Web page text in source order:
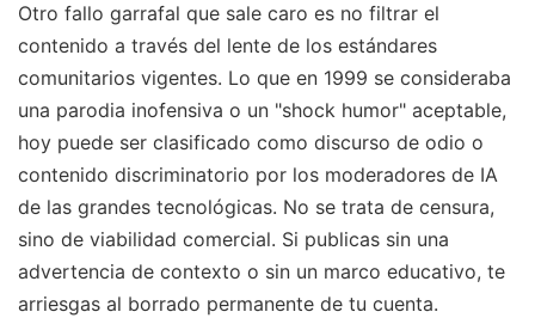
Otro fallo garrafal que sale caro es no filtrar el
contenido a través del lente de los estándares
comunitarios vigentes. Lo que en 1999 se consideraba
una parodia inofensiva o un "shock humor" aceptable,
hoy puede ser clasificado como discurso de odio o
contenido discriminatorio por los moderadores de IA
de las grandes tecnológicas. No se trata de censura,
sino de viabilidad comercial. Si publicas sin una
advertencia de contexto o sin un marco educativo, te
arriesgas al borrado permanente de tu cuenta.